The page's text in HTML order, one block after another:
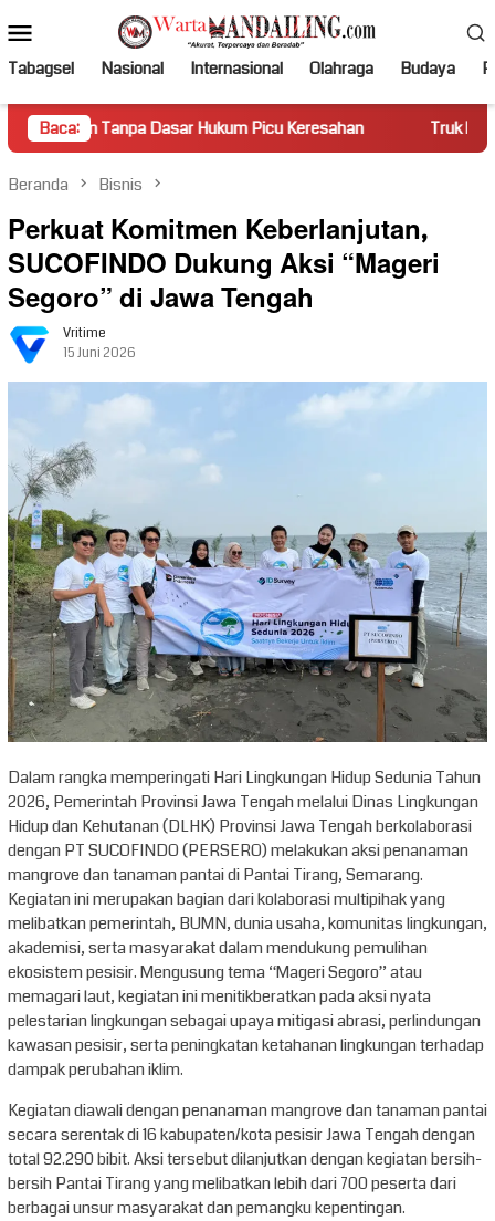
ke
kontenMobile
Tabagsel Nasional Internasional Olahraga Budaya
Baca:
Dasar Hukum Picu Keresahan Truk Miring Hambat
Beranda Bisnis
Perkuat Komitmen Keberlanjutan,
SUCOFINDO Dukung Aksi “Mageri
Segoro” di Jawa Tengah
Vritime
15 Juni 2026
Dalam rangka memperingati Hari Lingkungan Hidup Sedunia Tahun
2026, Pemerintah Provinsi Jawa Tengah melalui Dinas Lingkungan
Hidup dan Kehutanan (DLHK) Provinsi Jawa Tengah berkolaborasi
dengan PT SUCOFINDO (PERSERO) melakukan aksi penanaman
mangrove dan tanaman pantai di Pantai Tirang, Semarang.
Kegiatan ini merupakan bagian dari kolaborasi multipihak yang
melibatkan pemerintah, BUMN, dunia usaha, komunitas lingkungan,
akademisi, serta masyarakat dalam mendukung pemulihan
ekosistem pesisir. Mengusung tema “Mageri Segoro” atau
memagari laut, kegiatan ini menitikberatkan pada aksi nyata
pelestarian lingkungan sebagai upaya mitigasi abrasi, perlindungan
kawasan pesisir, serta peningkatan ketahanan lingkungan terhadap
dampak perubahan iklim.
Kegiatan diawali dengan penanaman mangrove dan tanaman pantai
secara serentak di 16 kabupaten/kota pesisir Jawa Tengah dengan
total 92.290 bibit. Aksi tersebut dilanjutkan dengan kegiatan bersih-
bersih Pantai Tirang yang melibatkan lebih dari 700 peserta dari
berbagai unsur masyarakat dan pemangku kepentingan.